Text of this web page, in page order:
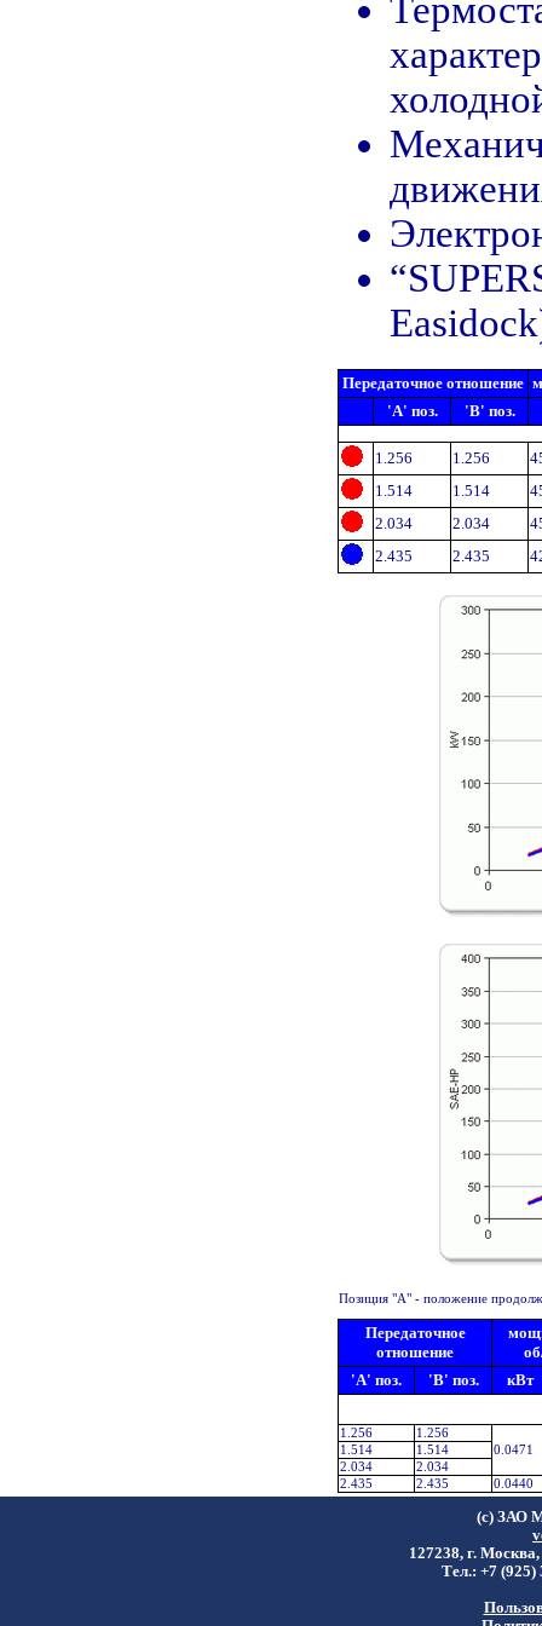
Передаточное отношение
'A' поз.
'B' поз.
1.256 1.256
1.514
1.514
2.034
2.034
2.435
2.435
Позиция "A" - положение
Передаточное
отношение
'A' поз.
'B' поз. кВт
1.256
1.256
0.0471
1.514
1.514
2.034
2.034
2.435
2.435 0.0440
(c) ЗАО
127238, г.
Тел.: +7 (925)